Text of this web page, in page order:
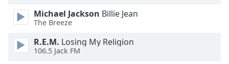
This
modal
window.
Michael Jackson Billie Jean
The Breeze
R.E.M. Losing My Religion
106.5 Jack FM